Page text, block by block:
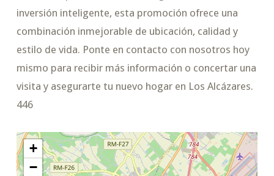
inversión inteligente, esta promoción ofrece una
combinación inmejorable de ubicación, calidad y
estilo de vida. Ponte en contacto con nosotros hoy
mismo para recibir más información o concertar una
visita y asegurarte tu nuevo hogar en Los Alcázares.
446
+
−